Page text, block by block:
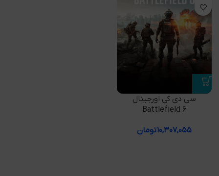
سی دی کی اورجینال
Battlefield 6
۱۰,۳۰۷,۰۵۵تومان